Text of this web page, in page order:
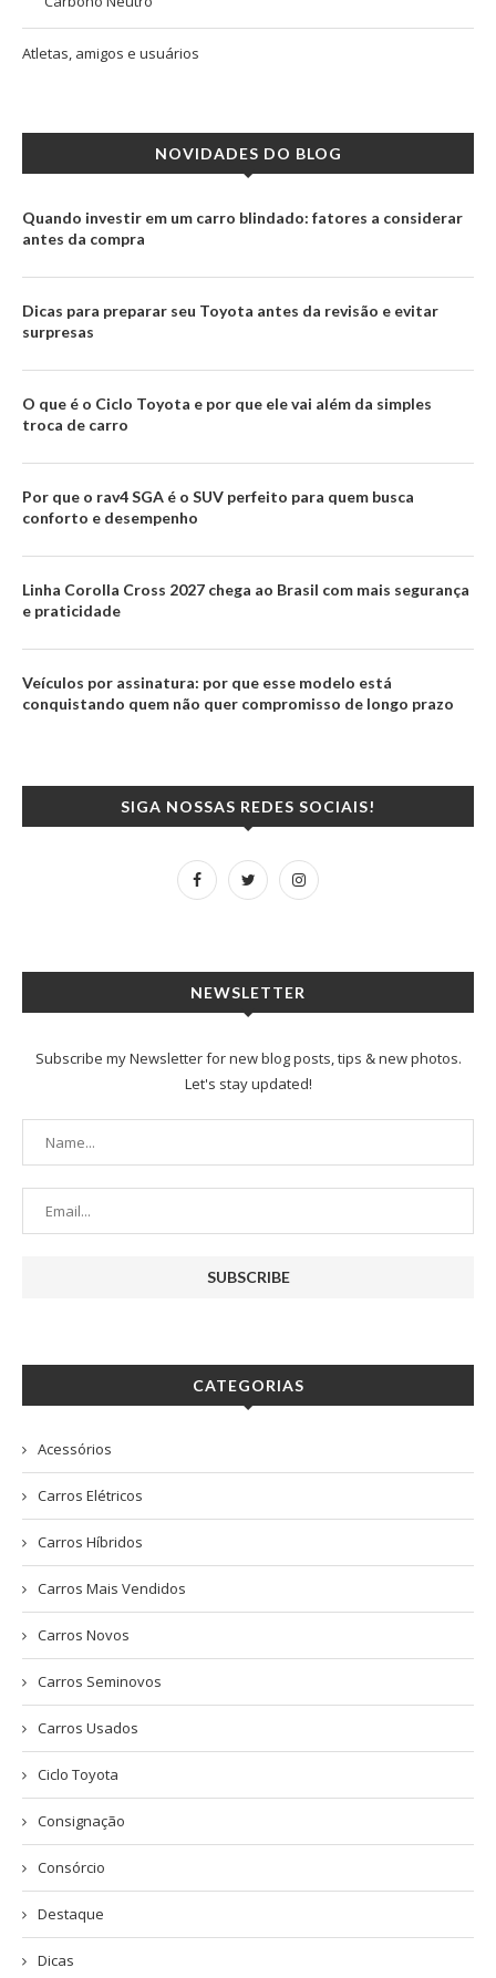
Atletas, amigos e usuários
NOVIDADES DO BLOG
Quando investir em um carro blindado: fatores a considerar
antes da compra
Dicas para preparar seu Toyota antes da revisão e evitar
surpresas
O que é o Ciclo Toyota e por que ele vai além da simples
troca de carro
Por que o rav4 SGA é o SUV perfeito para quem busca
conforto e desempenho
Linha Corolla Cross 2027 chega ao Brasil com mais segurança
e praticidade
Veículos por assinatura: por que esse modelo está
conquistando quem não quer compromisso de longo prazo
SIGA NOSSAS REDES SOCIAIS!
NEWSLETTER
Subscribe my Newsletter for new blog posts, tips & new photos.
Let's stay updated!
CATEGORIAS
Acessórios
Carros Elétricos
Carros Híbridos
Carros Mais Vendidos
Carros Novos
Carros Seminovos
Carros Usados
Ciclo Toyota
Consignação
Consórcio
Destaque
Dicas